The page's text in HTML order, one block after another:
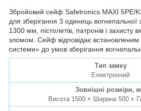
Збройовий сейф Safetronics MAXI 5PE/
для зберігання 3 одиниць
1300 мм, пістолетів, патронів і захисту
зломом. Сейф відповідає встановленим
системи» до умов зберігання
Тип замку
Електронний
Зовнішні розміри,
Висота 1500 × Ширина 500 ×